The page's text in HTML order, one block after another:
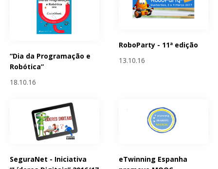
“Dia da Programação e
Robótica”
18.10.16
RoboParty - 11ª edição
13.10.16
SeguraNet - Iniciativa
eTwinning Espanha